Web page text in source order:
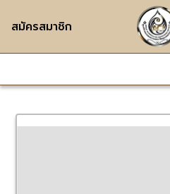
สมัครสมาชิก